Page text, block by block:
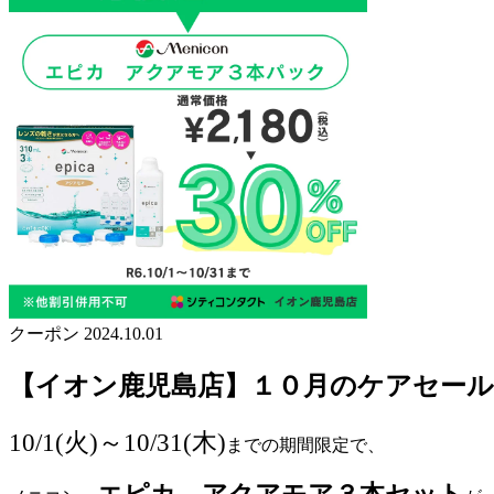
クーポン 2024.10.01
【イオン鹿児島店】１０月のケアセー
10/1(火)～10/31(木) までの期間限定で、